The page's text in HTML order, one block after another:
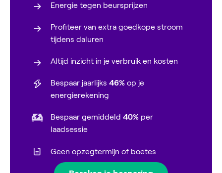
Energie tegen beursprijzen
Profiteer van extra goedkope stroom
tijdens daluren
Altijd inzicht in je verbruik en kosten
Bespaar jaarlijks46% op je
energierekening
Bespaar gemiddeld40% per
laadsessie
Geen opzegtermijn of boetes